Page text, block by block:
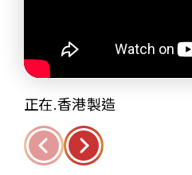
正在.香港製造